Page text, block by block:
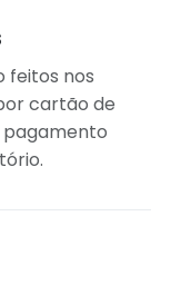
feitos nos
cartão de
pagamento